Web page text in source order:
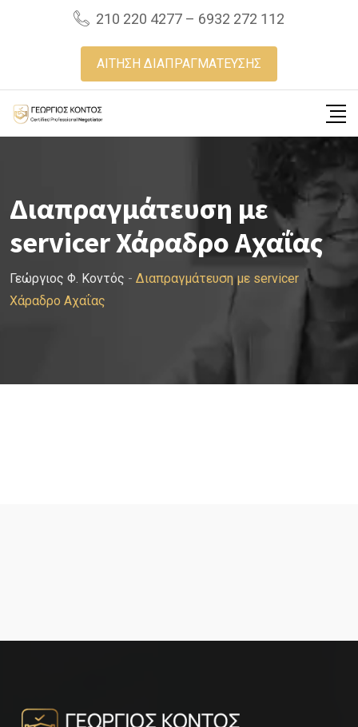
210 220 4277 – 6932 272 112
ΑΙΤΗΣΗ ΔΙΑΠΡΑΓΜΑΤΕΥΣΗΣ
Διαπραγμάτευση με
servicer Χάραδρο Αχαΐας
Γεώργιος Φ. Κοντός - Διαπραγμάτευση με servicer
Χάραδρο Αχαΐας